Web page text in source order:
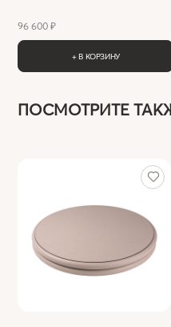
96 600 ₽
+ В КОРЗИНУ
ПОСМОТРИТЕ